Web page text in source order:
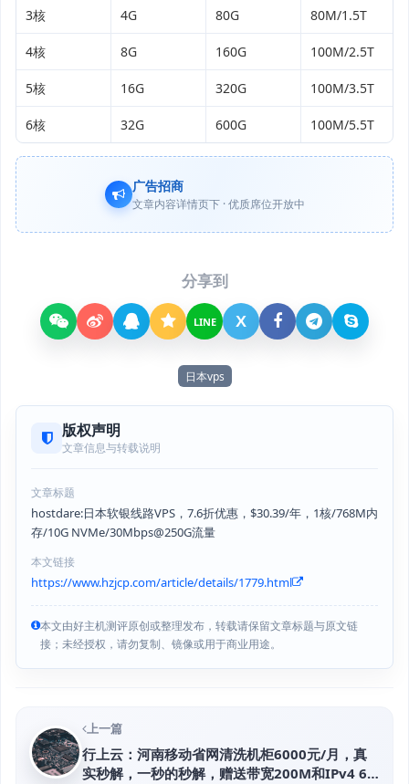
3核 4G 80G 80M/1.5T
4核 8G 160G 100M/2.5T
5核 16G 320G 100M/3.5T
6核 32G 600G 100M/5.5T
广告招商
文章内容详情页下 · 优质席位开放中
分享到
LINE X
日本vps
版权声明
文章信息与转载说明
文章标题
hostdare:日本软银线路VPS，7.6折优惠，$30.39/年，1核/768M内
存/10G NVMe/30Mbps@250G流量
本文链接
https://www.hzjcp.com/article/details/1779.html
本文由好主机测评原创或整理发布，转载请保留文章标题与原文链
接；未经授权，请勿复制、镜像或用于商业用途。
上一篇
行上云：河南移动省网清洗机柜6000元/月，真
实秒解，一秒的秒解，赠送带宽200M和IPv4 64